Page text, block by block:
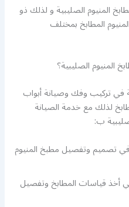
المنيوم الصليبية و لذلك ذو
المطابخ بمختلف
المنيوم الصليبية؟
في تركيب وفك وصيانة أبواب
لذلك مع خدمة الصيانة
ب:
في تصميم وتفصيل مطبخ المنيوم
أخذ قياسات المطابخ وتفصيل